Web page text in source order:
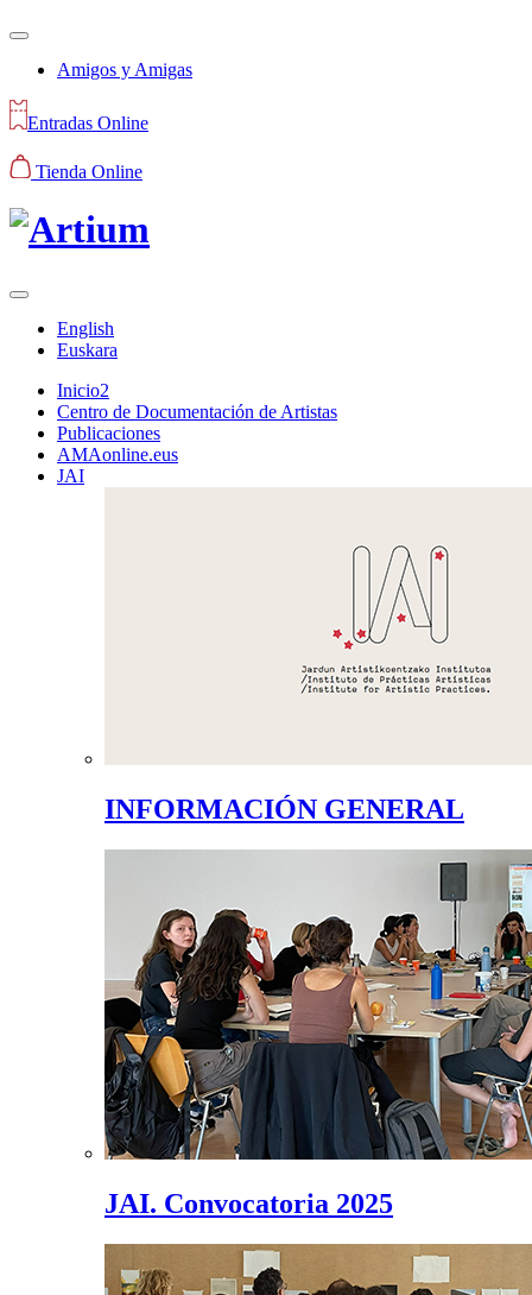
Amigos y Amigas
Entradas Online
Tienda Online
English
Euskara
Inicio2
Centro de Documentación de Artistas
Publicaciones
AMAonline.eus
JAI
INFORMACIÓN GENERAL
JAI. Convocatoria 2025